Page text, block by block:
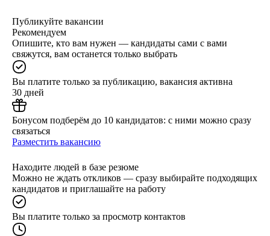
Публикуйте вакансии
Рекомендуем
Опишите, кто вам нужен — кандидаты сами с вами
свяжутся, вам останется только выбрать
Вы платите только за публикацию, вакансия активна
30 дней
Бонусом подберём до 10 кандидатов: с ними можно сразу
связаться
Разместить вакансию
Находите людей в базе резюме
Можно не ждать откликов — сразу выбирайте подходящих
кандидатов и приглашайте на работу
Вы платите только за просмотр контактов